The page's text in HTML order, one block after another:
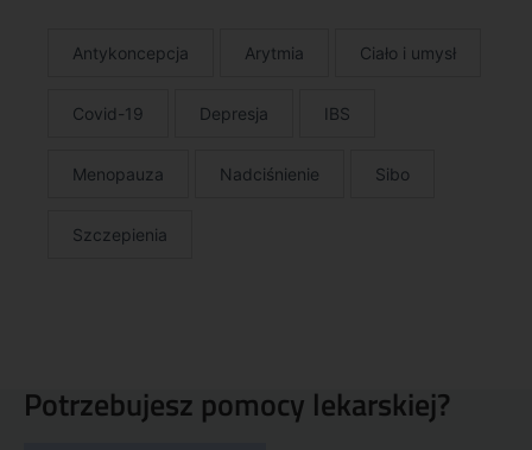
Antykoncepcja Arytmia Ciało i umysł
Covid-19 Depresja IBS
Menopauza Nadciśnienie Sibo
Szczepienia
Potrzebujesz pomocy lekarskiej?